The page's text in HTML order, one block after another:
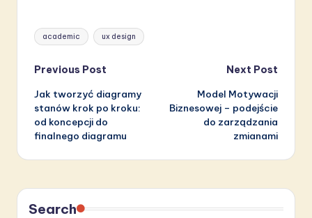
Tags:
academic ux design
Post
navigation
Previous Post
Jak tworzyć diagramy
stanów krok po kroku:
od koncepcji do
finalnego diagramu
Next Post
Model Motywacji
Biznesowej – podejście
do zarządzania
zmianami
Search